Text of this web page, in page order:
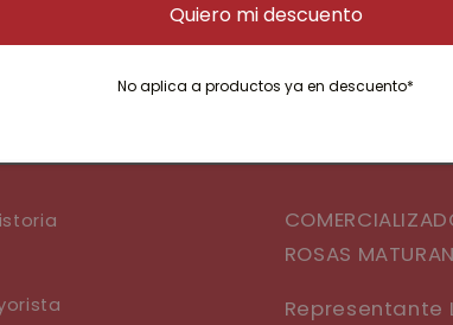
ROSAS
Representante
Quiero mi descuento
No aplica a productos ya en descuento*